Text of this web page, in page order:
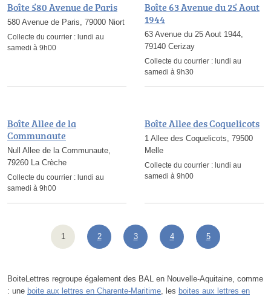
Boîte 580 Avenue de Paris
580 Avenue de Paris, 79000 Niort
Collecte du courrier : lundi au
samedi à 9h00
Boîte 63 Avenue du 25 Aout
1944
63 Avenue du 25 Aout 1944,
79140 Cerizay
Collecte du courrier : lundi au
samedi à 9h30
Boîte Allee de la
Communaute
Null Allee de la Communaute,
79260 La Crèche
Collecte du courrier : lundi au
samedi à 9h00
Boîte Allee des Coquelicots
1 Allee des Coquelicots, 79500
Melle
Collecte du courrier : lundi au
samedi à 9h00
1 2 3 4 5
BoiteLettres regroupe également des BAL en Nouvelle-Aquitaine, comme
: une boite aux lettres en Charente-Maritime, les boites aux lettres en